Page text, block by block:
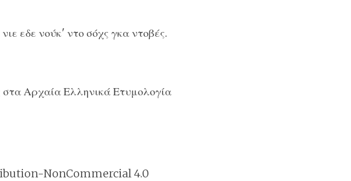
εδε νούκ' ντο σόχς γκα ντοβές.
στα Αρχαία Ελληνικά Ετυμολογία
NonCommercial 4.0